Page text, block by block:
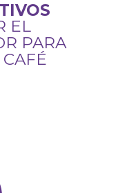
EL
PARA